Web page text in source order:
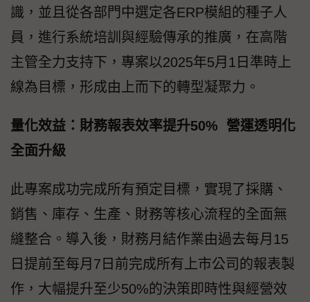
識，並且從各部門中選定各ERP模組的種子人
員，進行系統培訓與經驗傳承的推廣，在高階
主管全力支持下，專案以2025年5月1日準時上
線為目標，形成由上而下的轉型凝聚力。
量化效益：財務報表效率提升50% 營運透明化
全面升級
此專案成功完成所有預定目標，實現了採購、
銷售、庫存、生產、財務等核心流程的全面無
縫整合。導入後，財務月結作業由過去每月15
日提前至每月7日前完成所有上市公司的報表製
作，大幅提升至少50%的決策即時性與經營效